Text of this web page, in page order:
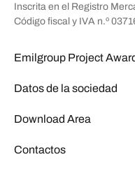
Inscrita en el Registro
Código fiscal y IVA n.º
Emilgroup Project
Datos de la sociedad
Download Area
Contactos